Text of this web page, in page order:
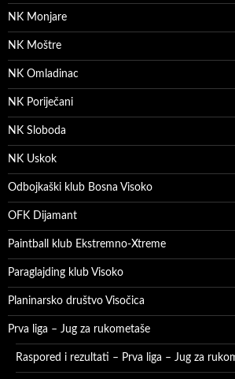
NK Monjare
NK Moštre
NK Omladinac
NK Poriječani
NK Sloboda
NK Uskok
Odbojkaški klub Bosna Visoko
OFK Dijamant
Paintball klub Ekstremno-Xtreme
Paraglajding klub Visoko
Planinarsko društvo Visočica
Prva liga – Jug za rukometaše
Raspored i rezultati – Prva liga – Jug za